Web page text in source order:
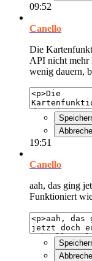
09:52
Canello
Die
API nicht mehr
wenig dauern,
19:51
Canello
aah, das ging
Funktioniert